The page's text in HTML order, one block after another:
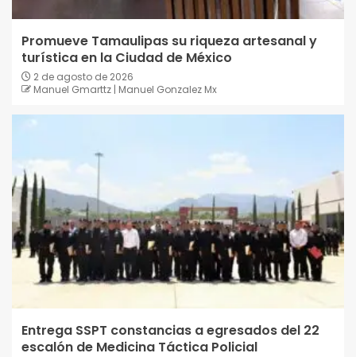
Promueve Tamaulipas su riqueza artesanal y
turística en la Ciudad de México
2 de agosto de 2026
Manuel Gmarttz | Manuel Gonzalez Mx
Entrega SSPT constancias a egresados del 22
escalón de Medicina Táctica Policial